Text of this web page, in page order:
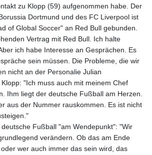
zu Klopp (59) aufgenommen habe. Der
Dortmund und des FC Liverpool ist
of Global Soccer" an Red Bull gebunden.
Vertrag mit Red Bull. Ich halte
ich habe Interesse an Gesprächen. Es
sein müssen. Die Probleme, die wir
nicht an der Personalie Julian
"Ich muss auch mit meinem Chef
Ihm liegt der deutsche Fußball am Herzen.
aus der Nummer rauskommen. Es ist nicht
Fußball "am Wendepunkt": "Wir
verändern. Ob das am Ende
wer auch immer das sein wird, das